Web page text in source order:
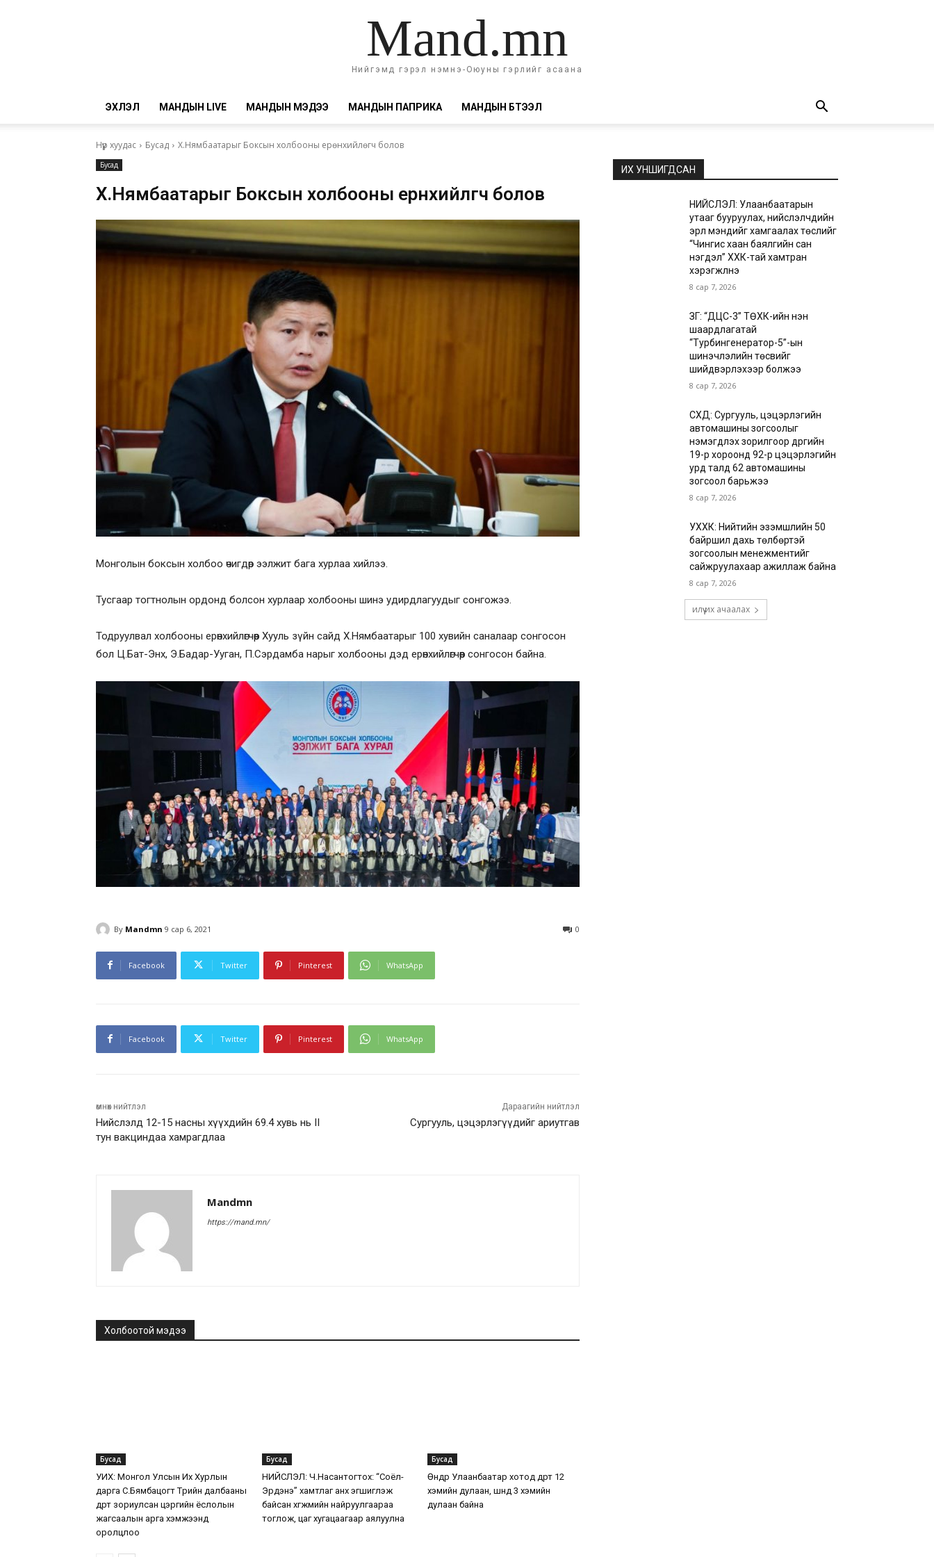
Mand.mn
Нийгэмд гэрэл нэмнэ-Оюуны гэрлийг асаана
ЭХЛЭЛ МАНДЫН LIVE МАНДЫН МЭДЭЭ МАНДЫН ПАПРИКА МАНДЫН БҮТЭЭЛ
Нүүр хуудас Бусад Х.Нямбаатарыг Боксын холбооны ерөнхийлөгч болов
Бусад
Х.Нямбаатарыг Боксын холбооны ерөнхийлөгч болов
Монголын боксын холбоо өчигдөр ээлжит бага хурлаа хийлээ.
Тусгаар тогтнолын ордонд болсон хурлаар холбооны шинэ удирдлагуудыг сонгожээ.
Тодруулвал холбооны ерөнхийлөгчөөр Хууль зүйн сайд Х.Нямбаатарыг 100 хувийн саналаар сонгосон
бол Ц.Бат-Энх, Э.Бадар-Ууган, П.Сэрдамба нарыг холбооны дэд ерөнхийлөгчөөр сонгосон байна.
By Mandmn 9 сар 6, 2021 0
Facebook Twitter Pinterest WhatsApp
Facebook Twitter Pinterest WhatsApp
өмнөх нийтлэл
Нийслэлд 12-15 насны хүүхдийн 69.4 хувь нь II
тун вакциндаа хамрагдлаа
Дараагийн нийтлэл
Сургууль, цэцэрлэгүүдийг ариутгав
Mandmn
https://mand.mn/
Холбоотой мэдээ
Бусад
УИХ: Монгол Улсын Их Хурлын
дарга С.Бямбацогт Төрийн далбааны
өдөрт зориулсан цэргийн ёслолын
жагсаалын арга хэмжээнд
оролцлоо
Бусад
НИЙСЛЭЛ: Ч.Насантогтох: “Соёл-
Эрдэнэ” хамтлаг анх эгшиглэж
байсан хөгжмийн найруулгаараа
тоглож, цаг хугацаагаар аялуулна
Бусад
Өнөөдөр Улаанбаатар хотод өдөртөө 12
хэмийн дулаан, шөнөдөө 3 хэмийн
дулаан байна
ИХ УНШИГДСАН
НИЙСЛЭЛ: Улаанбаатарын
утааг бууруулах, нийслэлчүүдийн
эрүүл мэндийг хамгаалах төслийг
“Чингис хаан баялгийн сан
нэгдэл” ХХК-тай хамтран
хэрэгжүүлнэ
8 сар 7, 2026
ЗГ: “ДЦС-3” ТӨХК-ийн нэн
шаардлагатай
“Турбингенератор-5”-ын
шинэчлэлийн төсвийг
шийдвэрлэхээр болжээ
8 сар 7, 2026
СХД: Сургууль, цэцэрлэгийн
автомашины зогсоолыг
нэмэгдүүлэх зорилгоор дүүргийн
19-р хороонд 92-р цэцэрлэгийн
урд талд 62 автомашины
зогсоол барьжээ
8 сар 7, 2026
УХХК: Нийтийн эзэмшлийн 50
байршил дахь төлбөртэй
зогсоолын менежментийг
сайжруулахаар ажиллаж байна
8 сар 7, 2026
илүү их ачаалах